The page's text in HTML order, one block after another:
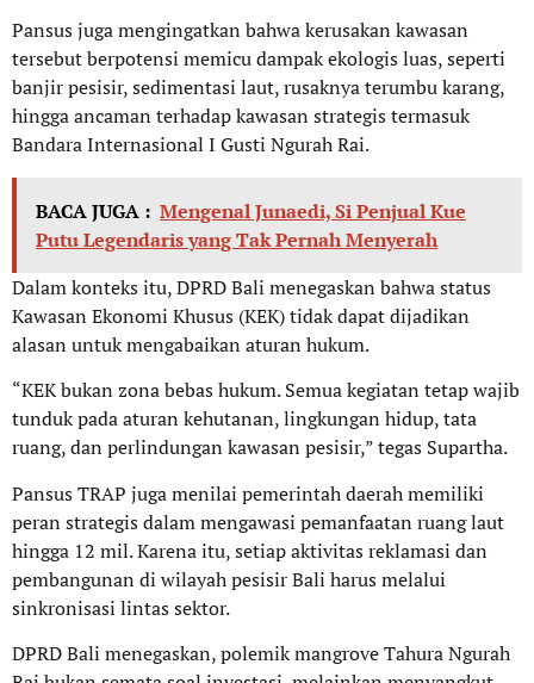
Pansus juga mengingatkan bahwa kerusakan kawasan
tersebut berpotensi memicu dampak ekologis luas, seperti
banjir pesisir, sedimentasi laut, rusaknya terumbu karang,
hingga ancaman terhadap kawasan strategis termasuk
Bandara Internasional I Gusti Ngurah Rai.
BACA JUGA : Mengenal Junaedi, Si Penjual Kue
Putu Legendaris yang Tak Pernah Menyerah
Dalam konteks itu, DPRD Bali menegaskan bahwa status
Kawasan Ekonomi Khusus (KEK) tidak dapat dijadikan
alasan untuk mengabaikan aturan hukum.
“KEK bukan zona bebas hukum. Semua kegiatan tetap wajib
tunduk pada aturan kehutanan, lingkungan hidup, tata
ruang, dan perlindungan kawasan pesisir,” tegas Supartha.
Pansus TRAP juga menilai pemerintah daerah memiliki
peran strategis dalam mengawasi pemanfaatan ruang laut
hingga 12 mil. Karena itu, setiap aktivitas reklamasi dan
pembangunan di wilayah pesisir Bali harus melalui
sinkronisasi lintas sektor.
DPRD Bali menegaskan, polemik mangrove Tahura Ngurah